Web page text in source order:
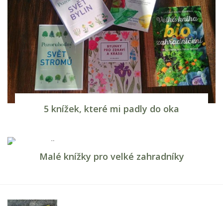
5 knížek, které mi padly do oka
Malé knížky pro velké zahradníky